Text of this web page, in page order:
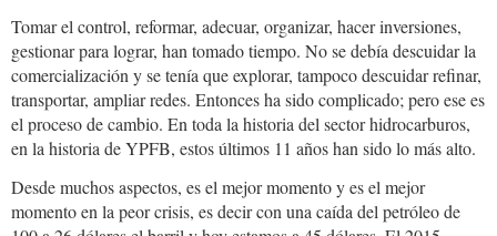
Tomar el control, reformar, adecuar, organizar, hacer inversiones,
gestionar para lograr, han tomado tiempo. No se debía descuidar la
comercialización y se tenía que explorar, tampoco descuidar refinar,
transportar, ampliar redes. Entonces ha sido complicado; pero ese es
el proceso de cambio. En toda la historia del sector hidrocarburos,
en la historia de YPFB, estos últimos 11 años han sido lo más alto.
Desde muchos aspectos, es el mejor momento y es el mejor
momento en la peor crisis, es decir con una caída del petróleo de